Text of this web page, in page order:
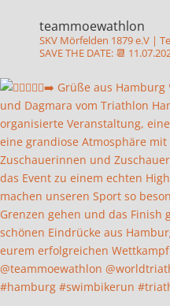
teammoewathlon
SKV Mörfelden 1879 e.V |
SAVE THE DATE: 📆